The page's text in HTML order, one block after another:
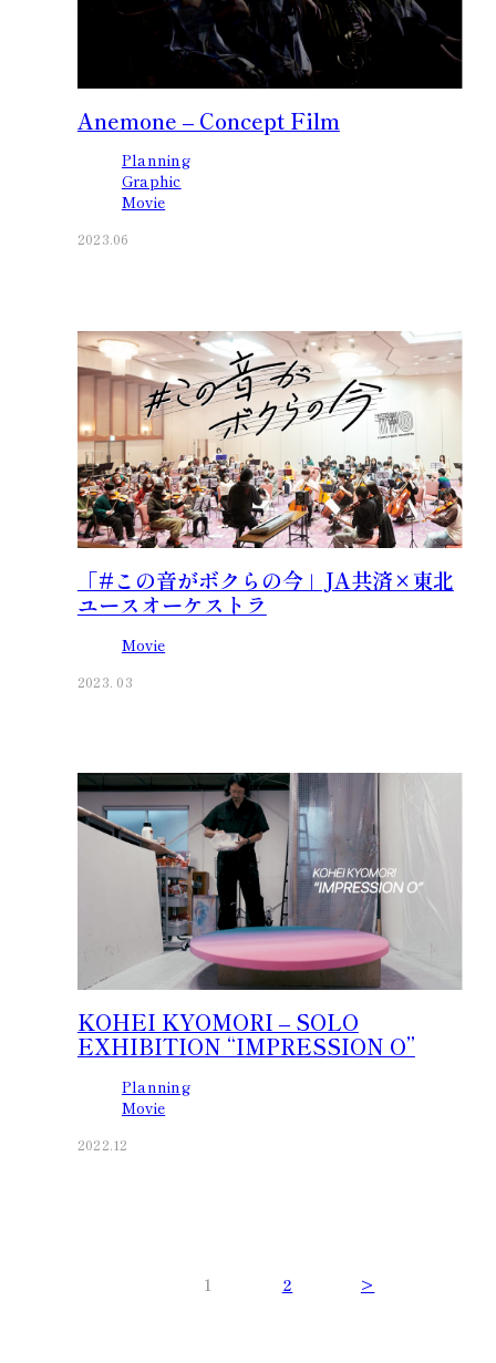
Anemone – Concept Film
Planning
Graphic
Movie
2023.06
「#この音がボクらの今」JA共済×東北
ユースオーケストラ
Movie
2023. 03
KOHEI KYOMORI – SOLO
EXHIBITION “IMPRESSION O”
Planning
Movie
2022.12
1 2 >